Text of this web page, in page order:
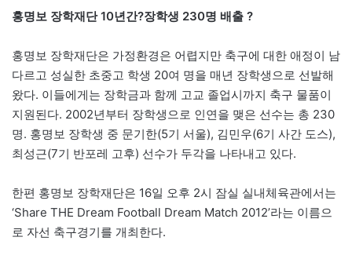
홍명보 장학재단 10년간?장학생 230명 배출 ?
홍명보 장학재단은 가정환경은 어렵지만 축구에 대한 애정이 남
다르고 성실한 초중고 학생 20여 명을 매년 장학생으로 선발해
왔다. 이들에게는 장학금과 함께 고교 졸업시까지 축구 물품이
지원된다. 2002년부터 장학생으로 인연을 맺은 선수는 총 230
명. 홍명보 장학생 중 문기한(5기 서울), 김민우(6기 사간 도스),
최성근(7기 반포레 고후) 선수가 두각을 나타내고 있다.
한편 홍명보 장학재단은 16일 오후 2시 잠실 실내체육관에서는
‘Share THE Dream Football Dream Match 2012’라는 이름으
로 자선 축구경기를 개최한다.